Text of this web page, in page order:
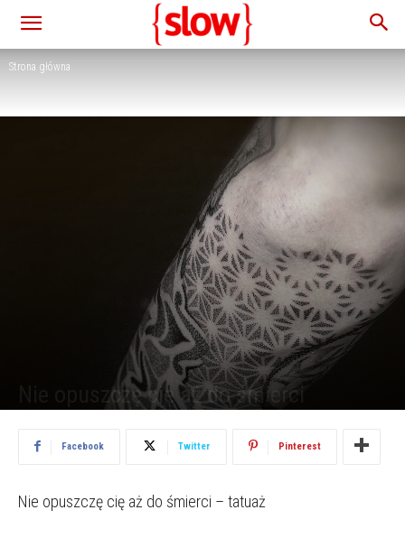
Strona główna
Nie opuszczę cię aż do śmierci
Facebook Twitter Pinterest
Nie opuszczę cię aż do śmierci – tatuaż